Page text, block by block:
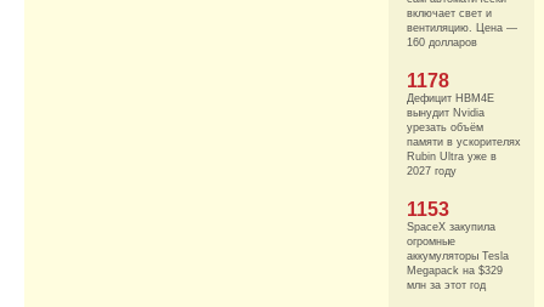
включает свет и
вентиляцию. Цена —
160 долларов
1178
Дефицит HBM4E
вынудит Nvidia
урезать объём
памяти в ускорителях
Rubin Ultra уже в
2027 году
1153
SpaceX закупила
огромные
аккумуляторы Tesla
Megapack на $329
млн за этот год